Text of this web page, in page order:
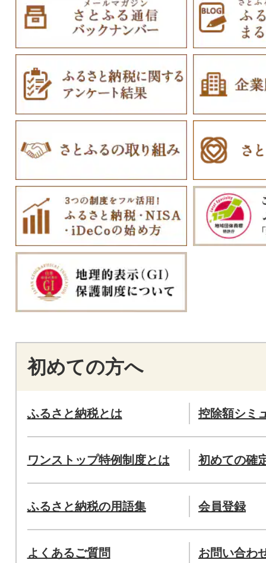
初めての方へ
ふるさと納税とは 控除額シミ
ワンストップ特例制度とは 初めての確
ふるさと納税の用語集 会員登録
よくあるご質問 お問い合わ